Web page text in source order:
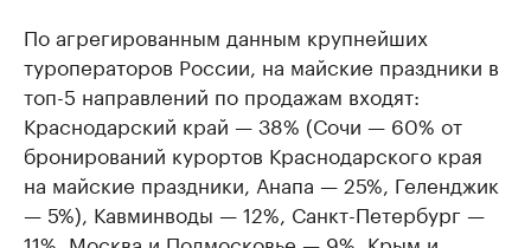
По агрегированным данным крупнейших
туроператоров России, на майские праздники в
топ-5 направлений по продажам входят:
Краснодарский край — 38% (Сочи — 60% от
бронирований курортов Краснодарского края
на майские праздники, Анапа — 25%, Геленджик
— 5%), Кавминводы — 12%, Санкт-Петербург —